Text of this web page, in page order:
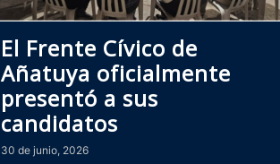
El Frente Cívico de
Añatuya oficialmente
presentó a sus
candidatos
30 de junio, 2026